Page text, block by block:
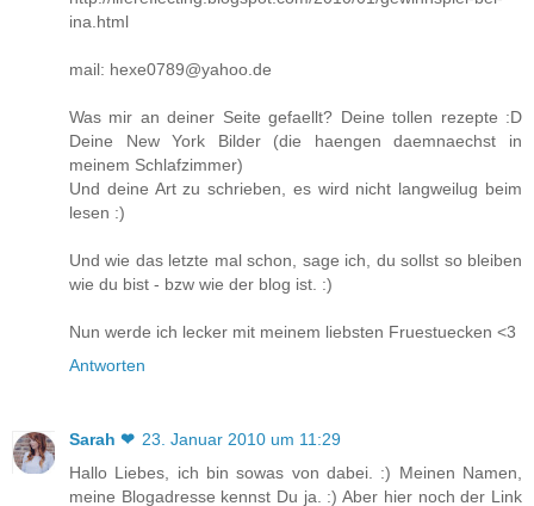
ina.html
mail: hexe0789@yahoo.de
Was mir an deiner Seite gefaellt? Deine tollen rezepte :D
Deine New York Bilder (die haengen daemnaechst in
meinem Schlafzimmer)
Und deine Art zu schrieben, es wird nicht langweilug beim
lesen :)
Und wie das letzte mal schon, sage ich, du sollst so bleiben
wie du bist - bzw wie der blog ist. :)
Nun werde ich lecker mit meinem liebsten Fruestuecken <3
Antworten
Sarah ❤ 23. Januar 2010 um 11:29
Hallo Liebes, ich bin sowas von dabei. :) Meinen Namen,
meine Blogadresse kennst Du ja. :) Aber hier noch der Link